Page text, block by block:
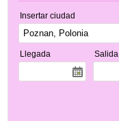
Insertar ciudad
Llegada Salida